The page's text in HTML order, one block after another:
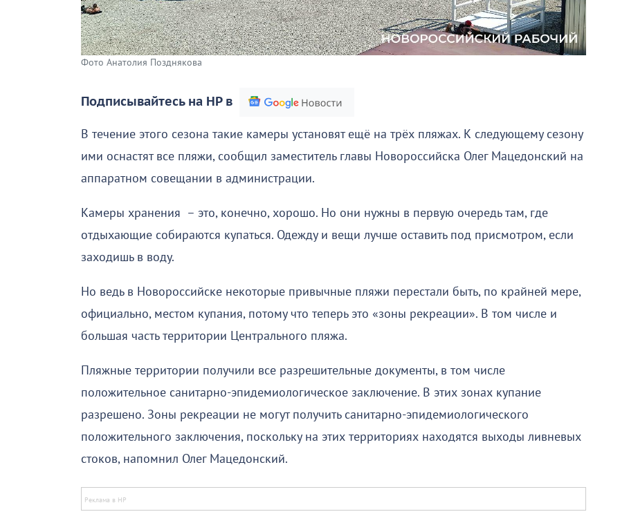
Фото Анатолия Позднякова
Подписывайтесь на НР в
В течение этого сезона такие камеры установят ещё на трёх пляжах. К следующему сезону
ими оснастят все пляжи, сообщил заместитель главы Новороссийска Олег Мацедонский на
аппаратном совещании в администрации.
Камеры хранения – это, конечно, хорошо. Но они нужны в первую очередь там, где
отдыхающие собираются купаться. Одежду и вещи лучше оставить под присмотром, если
заходишь в воду.
Но ведь в Новороссийске некоторые привычные пляжи перестали быть, по крайней мере,
официально, местом купания, потому что теперь это «зоны рекреации». В том числе и
большая часть территории Центрального пляжа.
Пляжные территории получили все разрешительные документы, в том числе
положительное санитарно-эпидемиологическое заключение. В этих зонах купание
разрешено. Зоны рекреации не могут получить санитарно-эпидемиологического
положительного заключения, поскольку на этих территориях находятся выходы ливневых
стоков, напомнил Олег Мацедонский.